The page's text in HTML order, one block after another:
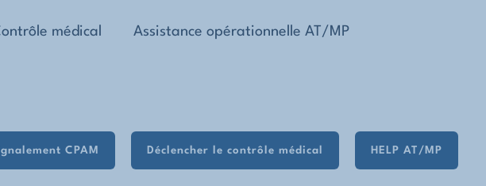
médical Assistance opérationnelle AT/MP
CPAM Déclencher le contrôle médical HELP AT/MP